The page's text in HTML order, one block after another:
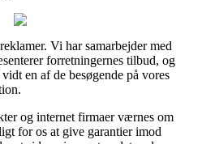
Vi har samarbejder med
forretningernes tilbud, og
en af de besøgende på vores
og internet firmaer værnes om
for os at give garantier imod